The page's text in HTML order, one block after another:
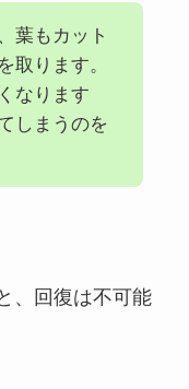
葉もカット
取ります。
なります
しまうのを
、回復は不可能